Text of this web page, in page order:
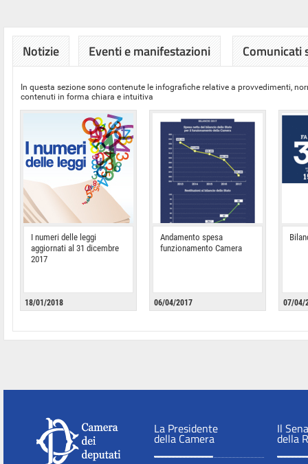
Notizie Eventi e manifestazioni Comunicati
In questa sezione sono contenute le infografiche relative a provvedimenti,
contenuti in forma chiara e intuitiva
I numeri delle leggi
aggiornati al 31 dicembre
2017
18/01/2018
Andamento spesa
funzionamento Camera
06/04/2017 07/04/
La Presidente
della Camera
Il
della